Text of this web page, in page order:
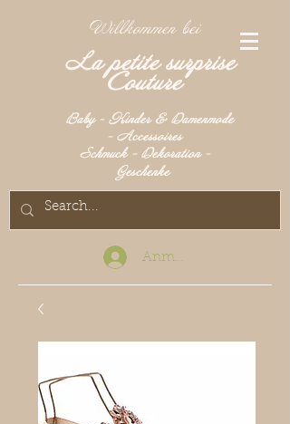
Willkommen bei
La petite surprise
Couture
Baby - Kinder & Damenmode
- Accessoires
Schmuck - Dekoration -
Geschenke
Anmelden